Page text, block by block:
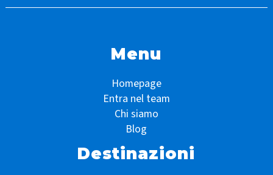
Menu
Homepage
Entra nel team
Chi siamo
Blog
Destinazioni